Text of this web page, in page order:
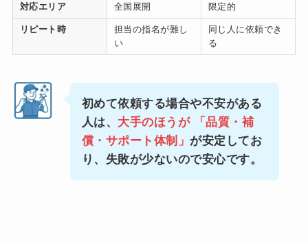
対応エリア 全国展開 限定的
リピート時
担当の指名が難し
い
同じ人に依頼でき
る
初めて依頼する場合や不安がある
人は、 大手のほうが
「品質・補
償・サポート体制 」が安定してお
り、失敗が少ないので安心です。